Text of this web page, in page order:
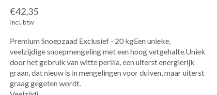
€42,35
Incl. btw
Premium Snoepzaad Exclusief - 20 kgEen unieke,
veelzijdige snoepmengeling met een hoog vetgehalte.Uniek
door het gebruik van witte perilla, een uiterst energierijk
graan, dat nieuw is in mengelingen voor duiven, maar uiterst
graag gegeten wordt.